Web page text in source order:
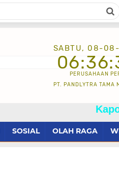
SABTU, 08-
PERUSAHAAN
PT. PANDLYTRA TAMA
Kapolres
SOSIAL OLAH RAGA